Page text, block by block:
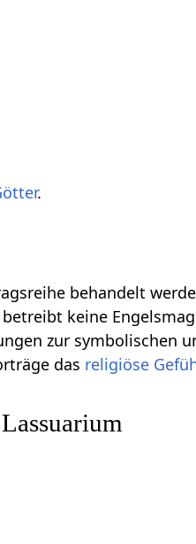
.
behandelt
betreibt keine
zur symbolischen
das religiöse